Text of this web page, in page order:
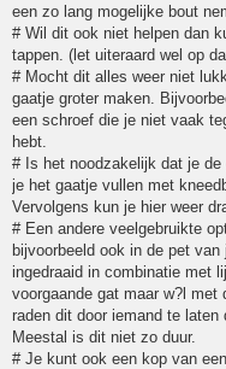
een zo lang mogelijke bout
# Wil dit ook niet helpen dan
tappen. (let uiteraard wel op
# Mocht dit alles weer niet
gaatje groter maken.
een schroef die je niet vaak
hebt.
# Is het noodzakelijk dat je
je het gaatje vullen met
Vervolgens kun je hier weer
# Een andere veelgebruikte
bijvoorbeeld ook in de pet
ingedraaid in combinatie met
voorgaande gat maar w?l met
raden dit door iemand te laten
Meestal is dit niet zo duur.
# Je kunt ook een kop van